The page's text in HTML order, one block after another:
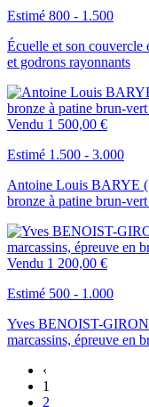
Estimé 800 - 1.500
Écuelle et son couvercle
et godrons rayonnants
Vendu 1 500,00 €
Estimé 1.500 - 3.000
Antoine Louis BARYE
bronze à patine brun-
Vendu 1 200,00 €
Estimé 500 - 1.000
Yves BENOIST-
marcassins, épreuve en
‹
1
2